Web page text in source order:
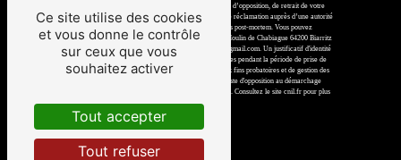
rectification, d’effacement, de portabilité, de limitation, d’opposition, de retrait de votre
consentement à tout moment et du droit d’introduire une réclamation auprès d’une autorité
de contrôle, ainsi que d’organiser le sort de vos données post-mortem. Vous pouvez
exercer ces droits par voie postale à l'adresse Rue du Moulin de Chabiague 64200 Biarritz
ou par courrier électronique à l'adresse miladybeach@gmail.com. Un justificatif d'identité
pourra vous être demandé. Nous conservons vos données pendant la période de prise de
contact puis pendant la durée de prescription légale aux fins probatoires et de gestion des
contentieux. Vous avez le droit de vous inscrire sur la liste d'opposition au démarchage
. Consultez le site cnil.fr pour plus
Ce site utilise des cookies
et vous donne le contrôle
sur ceux que vous
souhaitez activer
Tout accepter
Tout refuser